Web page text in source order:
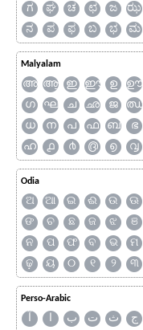
ಗ
ಘ ಚ ಛ ಜ ಝ
ನ
ಪ ಫ ಬ ಭ ಮ
Malyalam
അ ആ ഇ ഈ ഉ ഊ
ഗ
ഘ ച ഛ ജ ഝ
ധ
ന പ ഫ ബ ഭ
ഹ
൧ ൪ ൫ ൭ ൮
Odia
ଅ ଆ ଇ ଈ ଉ ଊ
ଙ
ଚ ଛ ଜ ଝ ଞ
ନ
ପ ଫ ବ ଭ ମ
ଢ଼
ୟ ୦ ୧ ୨ ୩
Perso-Arabic
آ ا ب ت ث ج